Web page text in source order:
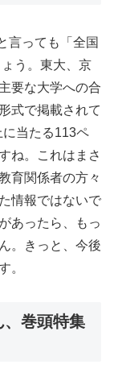
言っても「全国
う。東大、京
要な大学への合
式で掲載されて
当たる113ペ
ね。これはまさ
育関係者の方々
情報ではないで
あったら、もっ
。きっと、今後
。
、巻頭特集